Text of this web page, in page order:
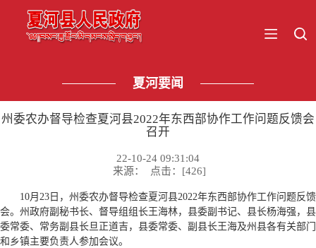
夏河要闻
州委农办督导检查夏河县2022年东西部协作工作问题反馈会
召开
22-10-24 09:31:04
来源： 点击：[426]
10月23日，州委农办督导检查夏河县2022年东西部协作工作问题反馈
会。州政府副秘书长、督导组组长王海林，县委副书记、县长杨海强，县
委常委、常务副县长旦正道吉，县委常委、副县长王海及州县各有关部门
和乡镇主要负责人参加会议。